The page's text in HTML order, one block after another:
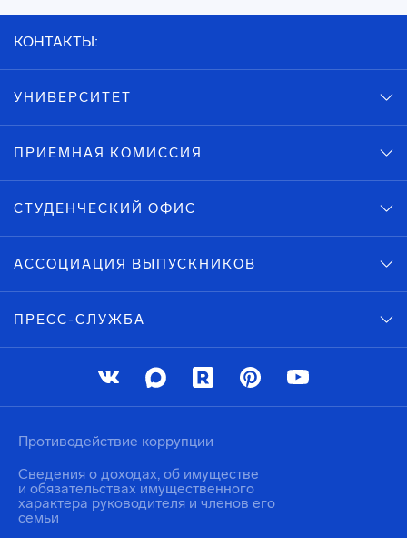
КОНТАКТЫ:
УНИВЕРСИТЕТ
ПРИЕМНАЯ КОМИССИЯ
СТУДЕНЧЕСКИЙ ОФИС
АССОЦИАЦИЯ ВЫПУСКНИКОВ
ПРЕСС-СЛУЖБА
Противодействие коррупции
Сведения о доходах, об имуществе
и обязательствах имущественного
характера руководителя и членов его
семьи